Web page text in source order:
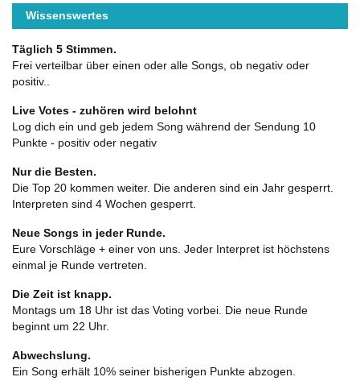
Wissenswertes
Täglich 5 Stimmen.
Frei verteilbar über einen oder alle Songs, ob negativ oder
positiv..
Live Votes - zuhören wird belohnt
Log dich ein und geb jedem Song während der Sendung 10
Punkte - positiv oder negativ
Nur die Besten.
Die Top 20 kommen weiter. Die anderen sind ein Jahr gesperrt.
Interpreten sind 4 Wochen gesperrt.
Neue Songs in jeder Runde.
Eure Vorschläge + einer von uns. Jeder Interpret ist höchstens
einmal je Runde vertreten.
Die Zeit ist knapp.
Montags um 18 Uhr ist das Voting vorbei. Die neue Runde
beginnt um 22 Uhr.
Abwechslung.
Ein Song erhält 10% seiner bisherigen Punkte abzogen.